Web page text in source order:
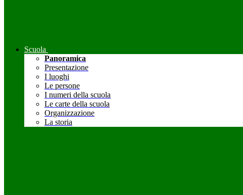
Scuola
Panoramica
Presentazione
I luoghi
Le persone
I numeri della scuola
Le carte della scuola
Organizzazione
La storia